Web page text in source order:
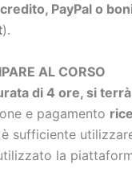
PayPal o
).
AL CORSO
di 4 ore, si
e pagamento
sufficiente
la